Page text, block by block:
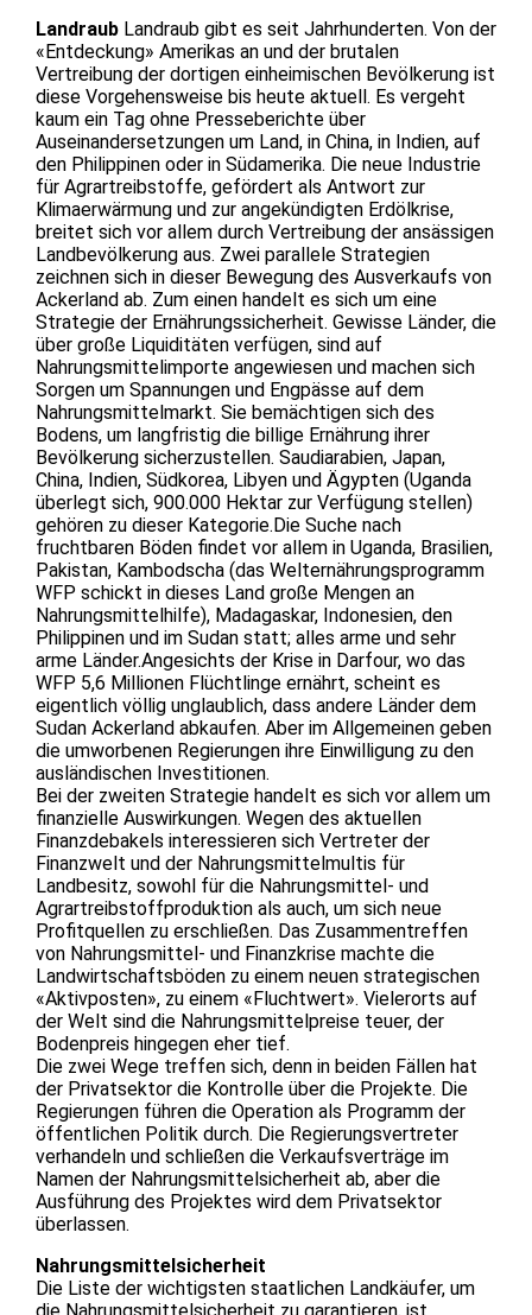
Landraub Landraub gibt es seit Jahrhunderten. Von der
«Entdeckung» Amerikas an und der brutalen
Vertreibung der dortigen einheimischen Bevölkerung ist
diese Vorgehensweise bis heute aktuell. Es vergeht
kaum ein Tag ohne Presseberichte über
Auseinandersetzungen um Land, in China, in Indien, auf
den Philippinen oder in Südamerika. Die neue Industrie
für Agrartreibstoffe, gefördert als Antwort zur
Klimaerwärmung und zur angekündigten Erdölkrise,
breitet sich vor allem durch Vertreibung der ansässigen
Landbevölkerung aus. Zwei parallele Strategien
zeichnen sich in dieser Bewegung des Ausverkaufs von
Ackerland ab. Zum einen handelt es sich um eine
Strategie der Ernährungssicherheit. Gewisse Länder, die
über große Liquiditäten verfügen, sind auf
Nahrungsmittelimporte angewiesen und machen sich
Sorgen um Spannungen und Engpässe auf dem
Nahrungsmittelmarkt. Sie bemächtigen sich des
Bodens, um langfristig die billige Ernährung ihrer
Bevölkerung sicherzustellen. Saudiarabien, Japan,
China, Indien, Südkorea, Libyen und Ägypten (Uganda
überlegt sich, 900.000 Hektar zur Verfügung stellen)
gehören zu dieser Kategorie.Die Suche nach
fruchtbaren Böden findet vor allem in Uganda, Brasilien,
Pakistan, Kambodscha (das Welternährungsprogramm
WFP schickt in dieses Land große Mengen an
Nahrungsmittelhilfe), Madagaskar, Indonesien, den
Philippinen und im Sudan statt; alles arme und sehr
arme Länder.Angesichts der Krise in Darfour, wo das
WFP 5,6 Millionen Flüchtlinge ernährt, scheint es
eigentlich völlig unglaublich, dass andere Länder dem
Sudan Ackerland abkaufen. Aber im Allgemeinen geben
die umworbenen Regierungen ihre Einwilligung zu den
ausländischen Investitionen.
Bei der zweiten Strategie handelt es sich vor allem um
finanzielle Auswirkungen. Wegen des aktuellen
Finanzdebakels interessieren sich Vertreter der
Finanzwelt und der Nahrungsmittelmultis für
Landbesitz, sowohl für die Nahrungsmittel- und
Agrartreibstoffproduktion als auch, um sich neue
Profitquellen zu erschließen. Das Zusammentreffen
von Nahrungsmittel- und Finanzkrise machte die
Landwirtschaftsböden zu einem neuen strategischen
«Aktivposten», zu einem «Fluchtwert». Vielerorts auf
der Welt sind die Nahrungsmittelpreise teuer, der
Bodenpreis hingegen eher tief.
Die zwei Wege treffen sich, denn in beiden Fällen hat
der Privatsektor die Kontrolle über die Projekte. Die
Regierungen führen die Operation als Programm der
öffentlichen Politik durch. Die Regierungsvertreter
verhandeln und schließen die Verkaufsverträge im
Namen der Nahrungsmittelsicherheit ab, aber die
Ausführung des Projektes wird dem Privatsektor
überlassen.
Nahrungsmittelsicherheit
Die Liste der wichtigsten staatlichen Landkäufer, um